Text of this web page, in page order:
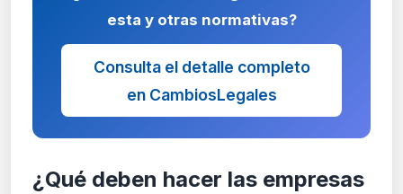
esta y otras normativas?
Consulta el detalle completo
en CambiosLegales
¿Qué deben hacer las empresas